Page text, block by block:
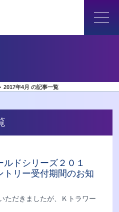
2017年4月 の記事一覧
ルドシリーズ２０１
リー受付期間のお知
ただきましたが、Ｋトラワー